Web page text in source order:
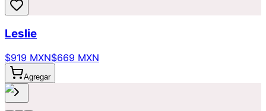
Leslie
$919 MXN$669 MXN
Agregar